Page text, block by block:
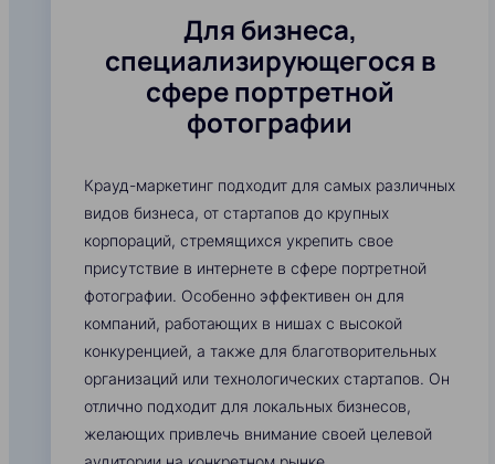
Для бизнеса,
специализирующегося в
сфере портретной
фотографии
Крауд-маркетинг подходит для самых различных
видов бизнеса, от стартапов до крупных
корпораций, стремящихся укрепить свое
присутствие в интернете в сфере портретной
фотографии. Особенно эффективен он для
компаний, работающих в нишах с высокой
конкуренцией, а также для благотворительных
организаций или технологических стартапов. Он
отлично подходит для локальных бизнесов,
желающих привлечь внимание своей целевой